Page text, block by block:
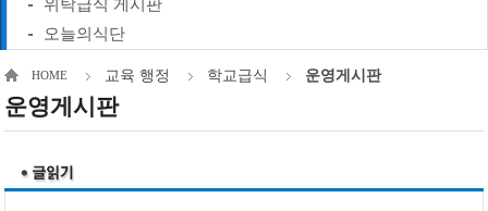
위탁급식 게시판
오늘의식단
HOME 교육 행정 학교급식 운영게시판
운영게시판